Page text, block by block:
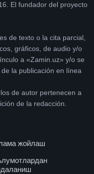
El fundador del proyecto
de texto o la cita parcial,
gráficos, de audio y/o
a «Zamin.uz» y/o se
la publicación en línea
de autor pertenecen a
de la redacción.
жойлаш